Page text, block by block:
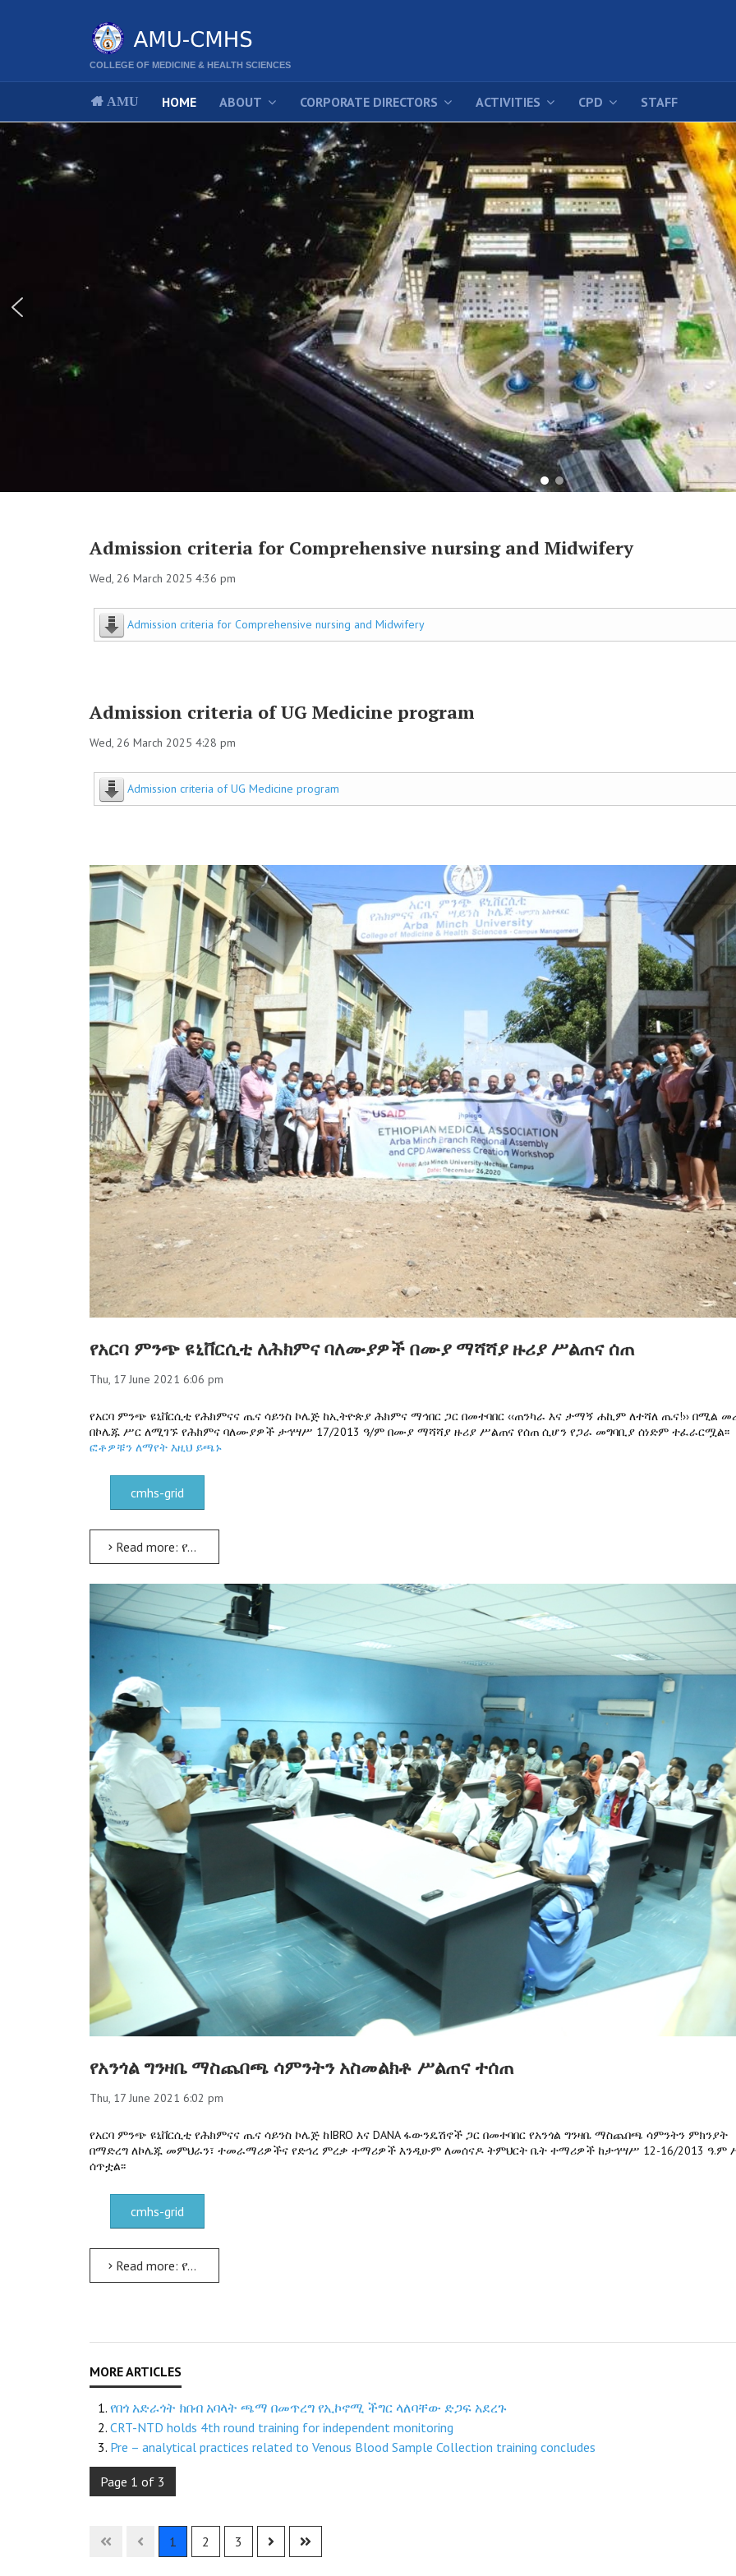
COLLEGE OF MEDICINE & HEALTH SCIENCES
AMU HOME ABOUT CORPORATE DIRECTORS ACTIVITIES CPD STAFF
Admission criteria for Comprehensive nursing and Midwifery
Wed, 26 March 2025 4:36 pm
Admission criteria for Comprehensive nursing and Midwifery
Admission criteria of UG Medicine program
Wed, 26 March 2025 4:28 pm
Admission criteria of UG Medicine program
የአርባ ምንጭ ዩኒቨርሲቲ ለሕክምና ባለሙያዎች በሙያ ማሻሻያ ዙሪያ ሥልጠና ሰጠ
Thu, 17 June 2021 6:06 pm
የአርባ ምንጭ ዩኒቨርሲቲ የሕክምናና ጤና ሳይንስ ኮሌጅ ከኢትዮጵያ ሕክምና ማኅበር ጋር በመተባበር ‹‹ጠንካራ እና ታማኝ ሐኪም ለተሻለ ጤና!›› በሚል
በኮሌጁ ሥር ለሚገኙ የሕክምና ባለሙያዎች ታኅሣሥ 17/2013 ዓ/ም በሙያ ማሻሻያ ዙሪያ ሥልጠና የሰጠ ሲሆን የጋራ መግባቢያ ሰነድም ተፈራርሟል፡፡
ፎቶዎቹን ለማየት እዚህ ይጫኑ
cmhs-grid
Read more: የአርባ ምንጭ ዩኒቨርሲቲ ለሕክምና ባለሙያዎች በሙያ ማሻሻያ ዙሪያ ሥልጠና ሰጠ
የአንጎል ግንዛቤ ማስጨበጫ ሳምንትን አስመልክቶ ሥልጠና ተሰጠ
Thu, 17 June 2021 6:02 pm
የአርባ ምንጭ ዩኒቨርሲቲ የሕክምናና ጤና ሳይንስ ኮሌጅ ከIBRO እና DANA ፋውንዴሽኖች ጋር በመተባበር የአንጎል ግንዛቤ ማስጨበጫ ሳምንትን ምክንያት
በማድረግ ለኮሌጁ መምህራን፣ ተመራማሪዎችና የድኅረ ምረቃ ተማሪዎች እንዲሁም ለመሰናዶ ትምህርት ቤት ተማሪዎች ከታኅሣሥ 12-16/2013 ዓ.ም
ሰጥቷል፡፡
cmhs-grid
Read more: የአንጎል ግንዛቤ ማስጨበጫ ሳምንትን አስመልክቶ ሥልጠና ተሰጠ
የበጎ አድራጎት ክበብ አባላት ጫማ በመጥረግ የኢኮኖሚ ችግር ላለባቸው ድጋፍ አደረጉ
CRT-NTD holds 4th round training for independent monitoring
Pre – analytical practices related to Venous Blood Sample Collection training concludes
Page 1 of 3
1 2 3